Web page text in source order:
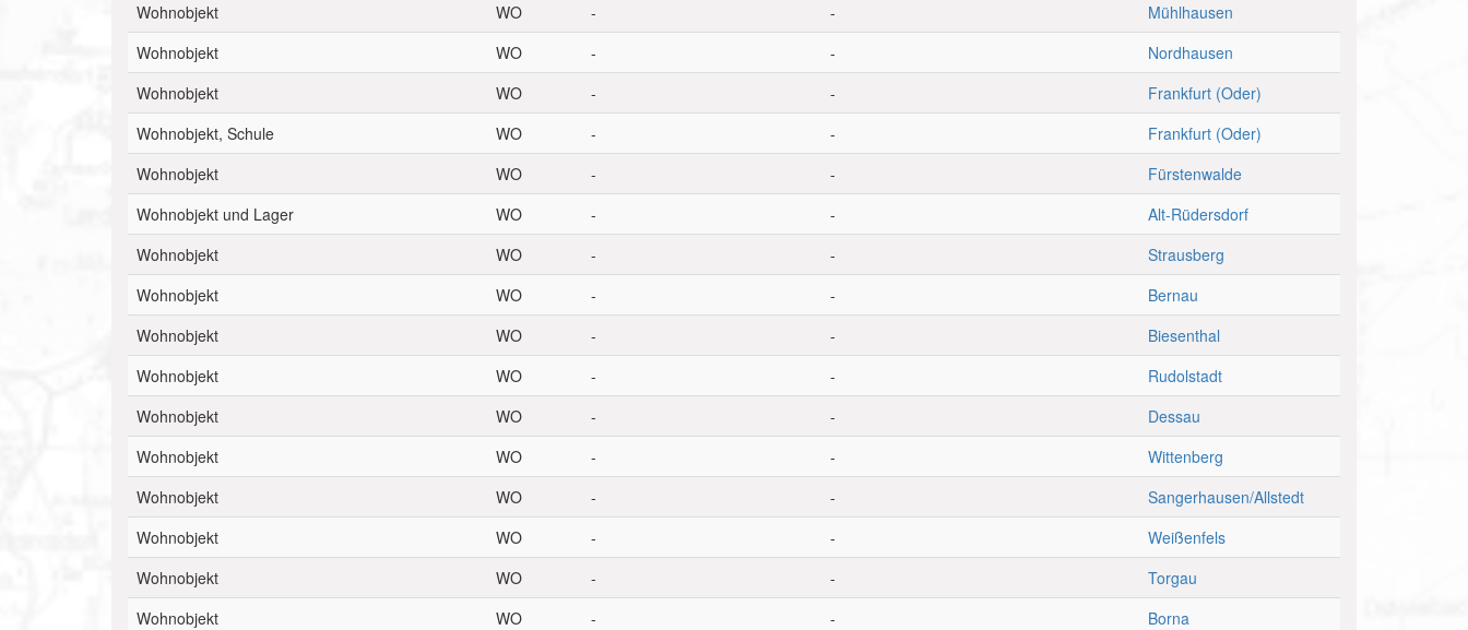
Wohnobjekt
WO - -
Mühlhausen
Wohnobjekt
WO - -
Nordhausen
Wohnobjekt
WO - -
Frankfurt (Oder)
Wohnobjekt, Schule
WO - -
Frankfurt (Oder)
Wohnobjekt
WO - -
Fürstenwalde
Wohnobjekt und Lager
WO - -
Alt-Rüdersdorf
Wohnobjekt
WO - -
Strausberg
Wohnobjekt
WO - -
Bernau
Wohnobjekt
WO - -
Biesenthal
Wohnobjekt
WO - -
Rudolstadt
Wohnobjekt
WO - -
Dessau
Wohnobjekt
WO - -
Wittenberg
Wohnobjekt
WO - -
Sangerhausen/Allstedt
Wohnobjekt
WO - -
Weißenfels
Wohnobjekt
WO - -
Torgau
Wohnobjekt
WO - -
Borna